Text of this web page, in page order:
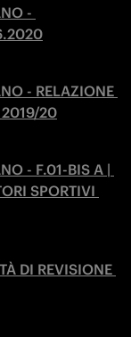
-
- RELAZIONE
2019/20
- F.01-BIS A |
SPORTIVI
DI REVISIONE